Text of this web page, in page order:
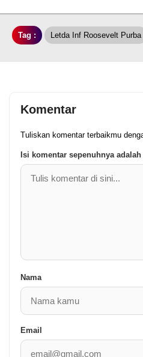
Tag : Letda Inf Roosevelt Purba
Komentar
Tuliskan komentar terbaikmu
Isi komentar sepenuhnya
Nama
Email